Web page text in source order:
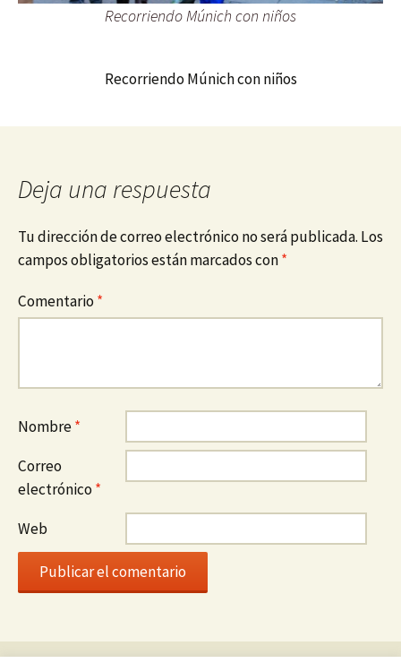
Recorriendo Múnich con niños
Recorriendo Múnich con niños
Deja una respuesta
Tu dirección de correo electrónico no será publicada. Los
campos obligatorios están marcados con*
Comentario*
Nombre*
Correo
electrónico*
Web